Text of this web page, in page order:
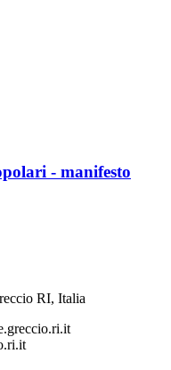
- manifesto
RI, Italia